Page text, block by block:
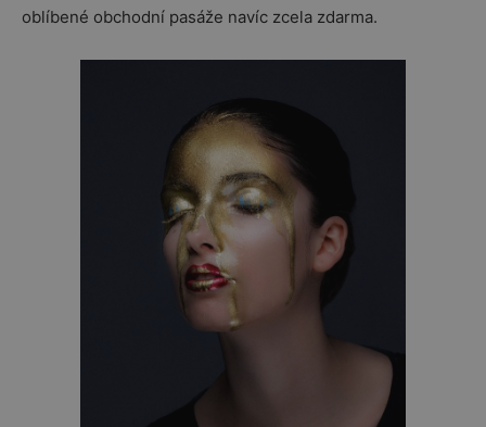
oblíbené obchodní pasáže navíc zcela zdarma.